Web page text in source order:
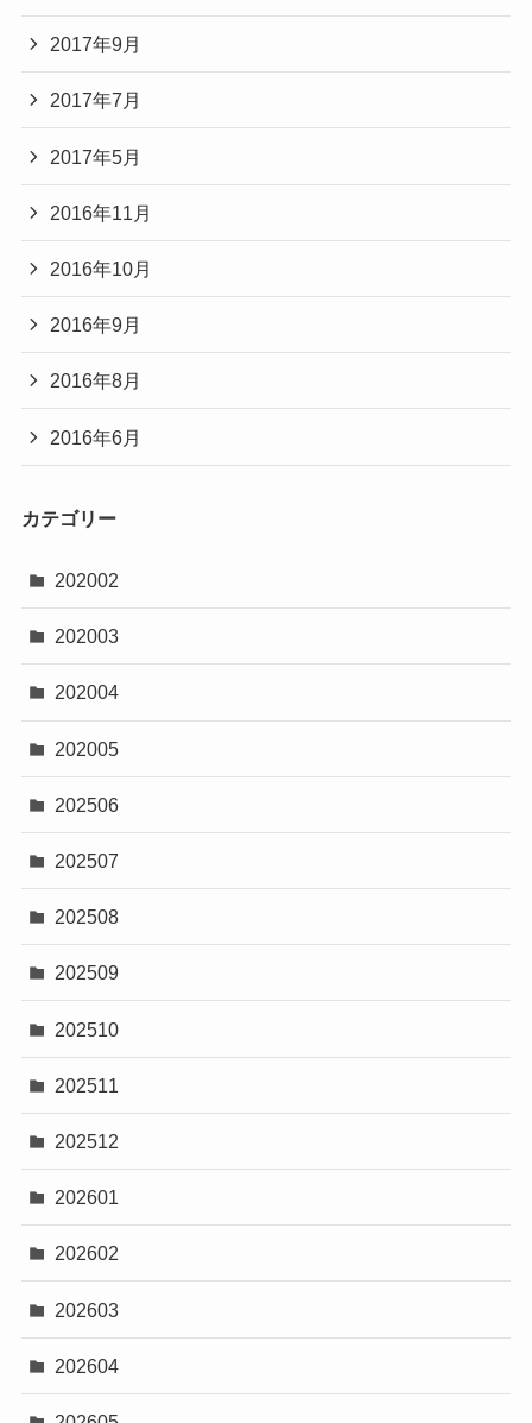
2017年9月
2017年7月
2017年5月
2016年11月
2016年10月
2016年9月
2016年8月
2016年6月
カテゴリー
202002
202003
202004
202005
202506
202507
202508
202509
202510
202511
202512
202601
202602
202603
202604